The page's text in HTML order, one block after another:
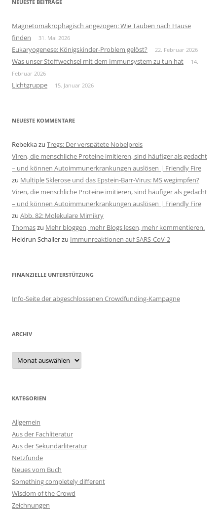
NEUESTE BEITRÄGE
Magnetomakrophagisch angezogen: Wie Tauben nach Hause
finden
31. Mai 2026
Eukaryogenese: Königskinder-Problem gelöst? 22. Februar 2026
Was unser Stoffwechsel mit dem Immunsystem zu tun hat
14.
Februar 2026
Lichtgruppe 15. Januar 2026
NEUESTE KOMMENTARE
Rebekkazu Tregs: Der verspätete Nobelpreis
Viren, die menschliche Proteine imitieren, sind häufiger als gedacht
– und können Autoimmunerkrankungen auslösen | Friendly Fire
zu Multiple Sklerose und das Epstein-Barr-Virus: MS wegimpfen?
Viren, die menschliche Proteine imitieren, sind häufiger als gedacht
– und können Autoimmunerkrankungen auslösen | Friendly Fire
zu Abb. 82: Molekulare Mimikry
Thomaszu Mehr bloggen, mehr Blogs lesen, mehr kommentieren.
Heidrun Schallerzu Immunreaktionen auf SARS-CoV-2
FINANZIELLE UNTERSTÜTZUNG
Info-Seite der abgeschlossenen Crowdfunding-Kampagne
ARCHIV
Archiv
KATEGORIEN
Allgemein
Aus der Fachliteratur
Aus der Sekundärliteratur
Netzfunde
Neues vom Buch
Something completely different
Wisdom of the Crowd
Zeichnungen